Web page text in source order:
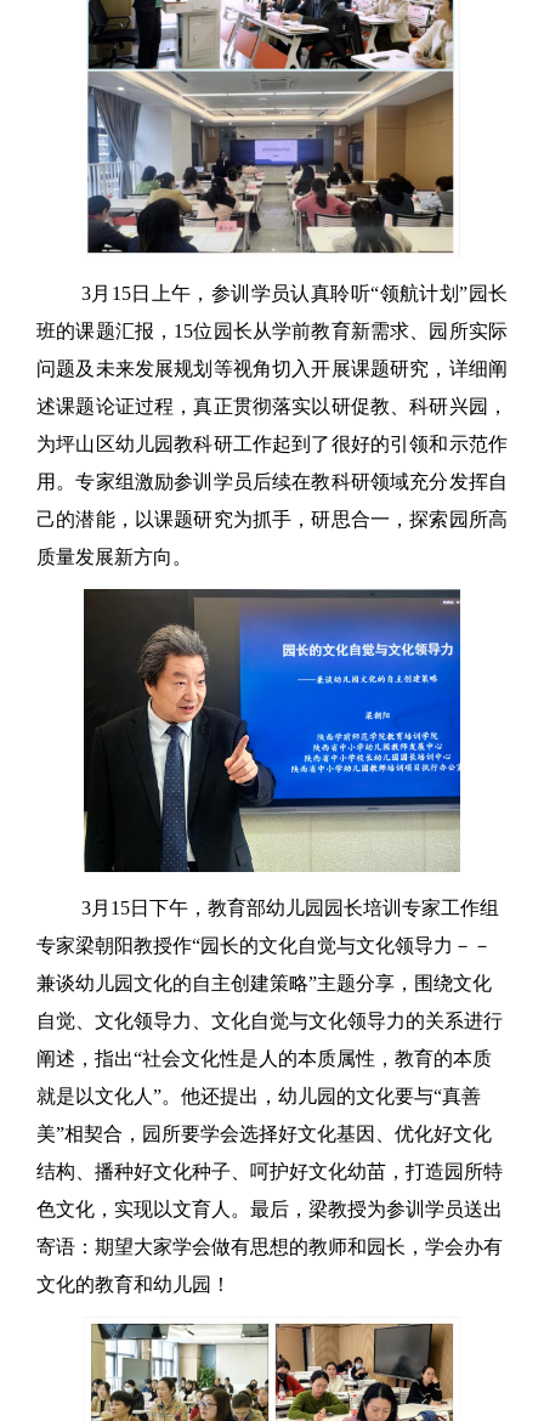
3月15日上午，参训学员认真聆听“领航计划”园长
班的课题汇报，15位园长从学前教育新需求、园所实际
问题及未来发展规划等视角切入开展课题研究，详细阐
述课题论证过程，真正贯彻落实以研促教、科研兴园，
为坪山区幼儿园教科研工作起到了很好的引领和示范作
用。专家组激励参训学员后续在教科研领域充分发挥自
己的潜能，以课题研究为抓手，研思合一，探索园所高
质量发展新方向。
3月15日下午，教育部幼儿园园长培训专家工作组
专家梁朝阳教授作“园长的文化自觉与文化领导力－－
兼谈幼儿园文化的自主创建策略”主题分享，围绕文化
自觉、文化领导力、文化自觉与文化领导力的关系进行
阐述，指出“社会文化性是人的本质属性，教育的本质
就是以文化人”。他还提出，幼儿园的文化要与“真善
美”相契合，园所要学会选择好文化基因、优化好文化
结构、播种好文化种子、呵护好文化幼苗，打造园所特
色文化，实现以文育人。最后，梁教授为参训学员送出
寄语：期望大家学会做有思想的教师和园长，学会办有
文化的教育和幼儿园！